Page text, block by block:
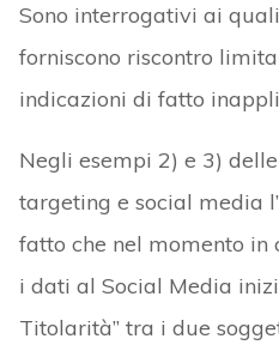
Sono interrogativi ai
forniscono riscontro
indicazioni di fatto
Negli esempi 2) e 3)
targeting e social media
fatto che nel momento in
i dati al Social Media
Titolarità” tra i due